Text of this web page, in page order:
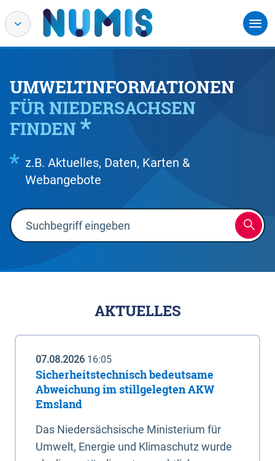
UMWELTINFORMATIONEN
FÜR NIEDERSACHSEN
FINDEN
z.B. Aktuelles, Daten, Karten &
Webangebote
AKTUELLES
07.08.2026 16:05
Sicherheitstechnisch bedeutsame
Abweichung im stillgelegten AKW
Emsland
Das Niedersächsische Ministerium für
Umwelt, Energie und Klimaschutz wurde